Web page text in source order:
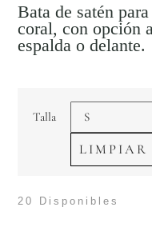
Bata de satén
coral, con opción
espalda o delante.
Talla
LIMPIAR
20 Disponibles